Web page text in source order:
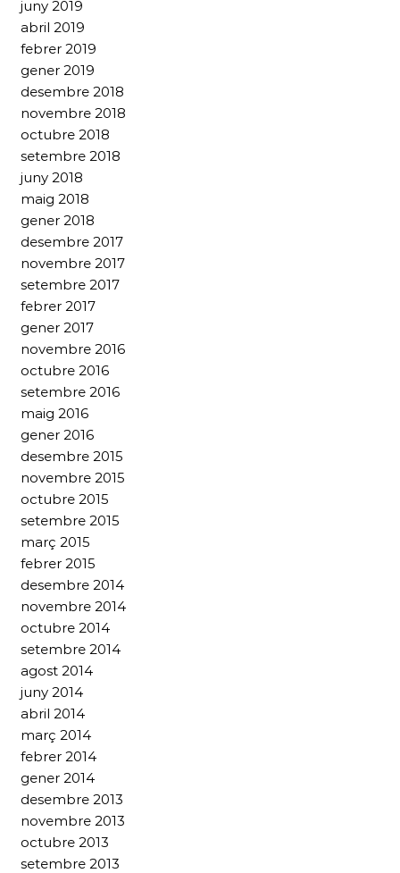
juny 2019
abril 2019
febrer 2019
gener 2019
desembre 2018
novembre 2018
octubre 2018
setembre 2018
juny 2018
maig 2018
gener 2018
desembre 2017
novembre 2017
setembre 2017
febrer 2017
gener 2017
novembre 2016
octubre 2016
setembre 2016
maig 2016
gener 2016
desembre 2015
novembre 2015
octubre 2015
setembre 2015
març 2015
febrer 2015
desembre 2014
novembre 2014
octubre 2014
setembre 2014
agost 2014
juny 2014
abril 2014
març 2014
febrer 2014
gener 2014
desembre 2013
novembre 2013
octubre 2013
setembre 2013